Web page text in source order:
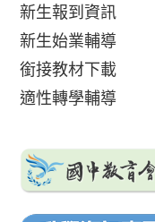
新生報到資訊
新生始業輔導
銜接教材下載
適性轉學輔導